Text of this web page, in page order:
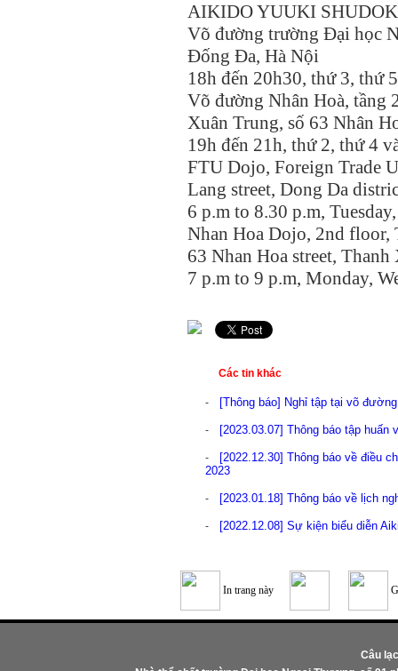
AIKIDO YUUKI
Võ đường trường Đại học
Đống Đa, Hà Nội
18h đến 20h30, thứ 3, thứ
Võ đường Nhân Hoà, tầng
Xuân Trung, số 63 Nhân
19h đến 21h, thứ 2, thứ 4
FTU Dojo, Foreign Trade
Lang street, Dong Da
6 p.m to 8.30 p.m,
Nhan Hoa Dojo, 2nd floor,
63 Nhan Hoa street,
7 p.m to 9 p.m, Monday,
Các tin khác
- [Thông báo] Nghỉ tập tại võ
- [2023.03.07] Thông báo tập huấn
-
[2022.12.30] Thông báo về điều
2023
- [2023.01.18] Thông báo về lịch
- [2022.12.08] Sự kiện biểu diễn
In trang này
Câu